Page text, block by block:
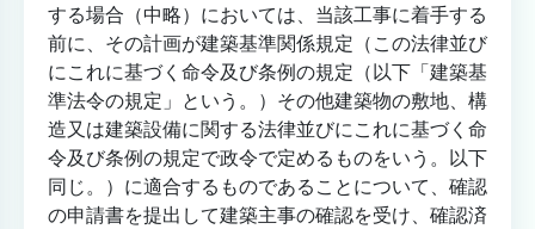
する場合（中略）においては、当該工事に着手する
前に、その計画が建築基準関係規定（この法律並び
にこれに基づく命令及び条例の規定（以下「建築基
準法令の規定」という。）その他建築物の敷地、構
造又は建築設備に関する法律並びにこれに基づく命
令及び条例の規定で政令で定めるものをいう。以下
同じ。）に適合するものであることについて、確認
の申請書を提出して建築主事の確認を受け、確認済